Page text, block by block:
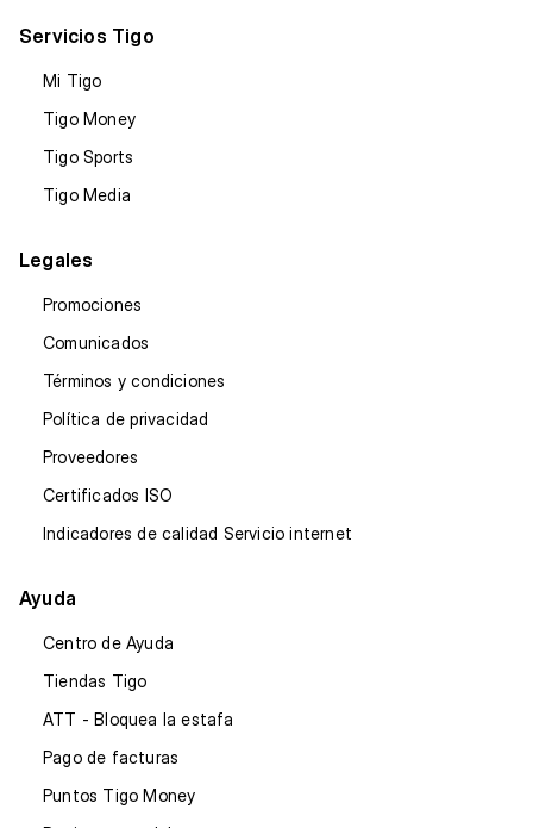
Servicios Tigo
Mi Tigo
Tigo Money
Tigo Sports
Tigo Media
Legales
Promociones
Comunicados
Términos y condiciones
Política de privacidad
Proveedores
Certificados ISO
Indicadores de calidad Servicio internet
Ayuda
Centro de Ayuda
Tiendas Tigo
ATT - Bloquea la estafa
Pago de facturas
Puntos Tigo Money